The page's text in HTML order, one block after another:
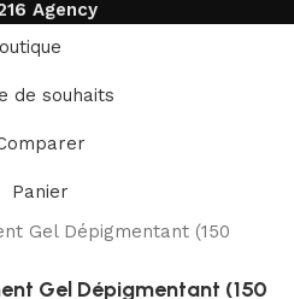
Agency
de souhaits
Panier
Gel Dépigmentant (150